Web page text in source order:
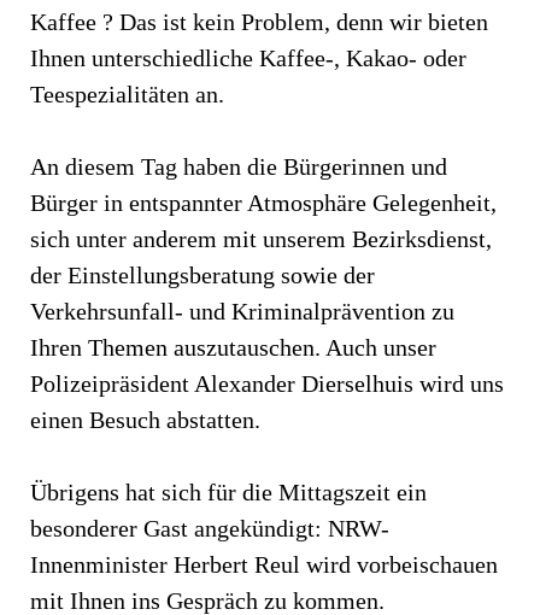
Kaffee ? Das ist kein Problem, denn wir bieten
Ihnen unterschiedliche Kaffee-, Kakao- oder
Teespezialitäten an.
An diesem Tag haben die Bürgerinnen und
Bürger in entspannter Atmosphäre Gelegenheit,
sich unter anderem mit unserem Bezirksdienst,
der Einstellungsberatung sowie der
Verkehrsunfall- und Kriminalprävention zu
Ihren Themen auszutauschen. Auch unser
Polizeipräsident Alexander Dierselhuis wird uns
einen Besuch abstatten.
Übrigens hat sich für die Mittagszeit ein
besonderer Gast angekündigt: NRW-
Innenminister Herbert Reul wird vorbeischauen
mit Ihnen ins Gespräch zu kommen.